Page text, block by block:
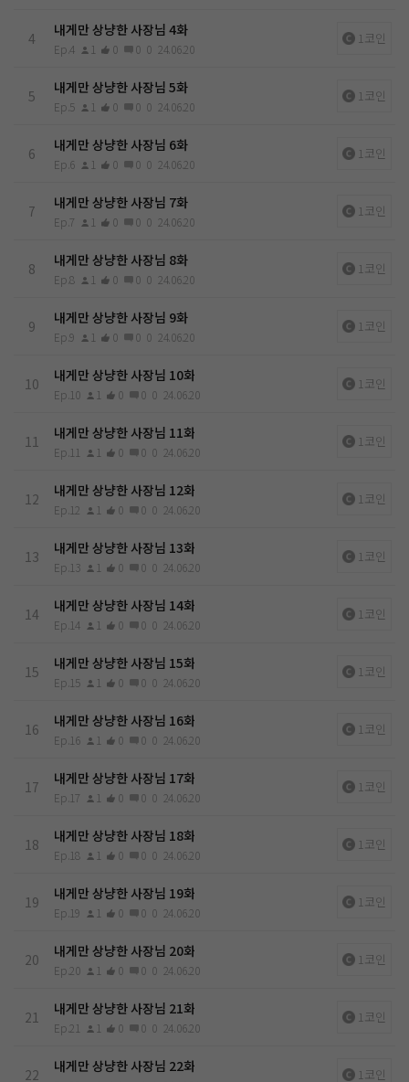
4 내게만 상냥한 사장님 4화
Ep.4 1 0 0 0 24.06.20
1코인
5 내게만 상냥한 사장님 5화
Ep.5 1 0 0 0 24.06.20
1코인
6 내게만 상냥한 사장님 6화
Ep.6 1 0 0 0 24.06.20
1코인
7 내게만 상냥한 사장님 7화
Ep.7 1 0 0 0 24.06.20
1코인
8 내게만 상냥한 사장님 8화
Ep.8 1 0 0 0 24.06.20
1코인
9 내게만 상냥한 사장님 9화
Ep.9 1 0 0 0 24.06.20
1코인
10 내게만 상냥한 사장님 10화
Ep.10 1 0 0 0 24.06.20
1코인
11 내게만 상냥한 사장님 11화
Ep.11 1 0 0 0 24.06.20
1코인
12 내게만 상냥한 사장님 12화
Ep.12 1 0 0 0 24.06.20
1코인
13 내게만 상냥한 사장님 13화
Ep.13 1 0 0 0 24.06.20
1코인
14 내게만 상냥한 사장님 14화
Ep.14 1 0 0 0 24.06.20
1코인
15 내게만 상냥한 사장님 15화
Ep.15 1 0 0 0 24.06.20
1코인
16 내게만 상냥한 사장님 16화
Ep.16 1 0 0 0 24.06.20
1코인
17 내게만 상냥한 사장님 17화
Ep.17 1 0 0 0 24.06.20
1코인
18 내게만 상냥한 사장님 18화
Ep.18 1 0 0 0 24.06.20
1코인
19 내게만 상냥한 사장님 19화
Ep.19 1 0 0 0 24.06.20
1코인
20 내게만 상냥한 사장님 20화
Ep.20 1 0 0 0 24.06.20
1코인
21 내게만 상냥한 사장님 21화
Ep.21 1 0 0 0 24.06.20
1코인
22 내게만 상냥한 사장님 22화 1코인